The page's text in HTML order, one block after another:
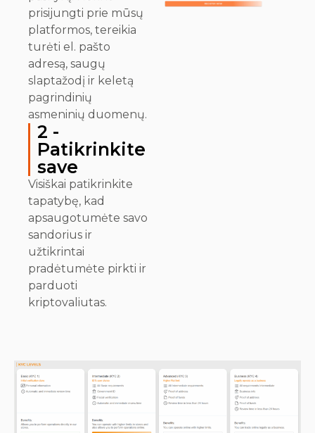
prisijungti prie mūsų
platformos, tereikia
turėti el. pašto
adresą, saugų
slaptažodį ir keletą
pagrindinių
asmeninių duomenų.
2 -
Patikrinkite
save
Visiškai patikrinkite
tapatybę, kad
apsaugotumėte savo
sandorius ir
užtikrintai
pradėtumėte pirkti ir
parduoti
kriptovaliutas.